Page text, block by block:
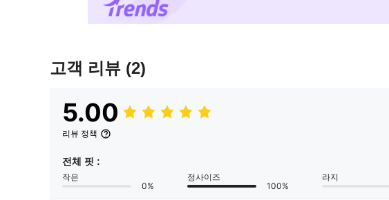
고객 리뷰 (2)
5.00
리뷰 정책
전체 핏 :
작은
0%
정사이즈
100%
라지